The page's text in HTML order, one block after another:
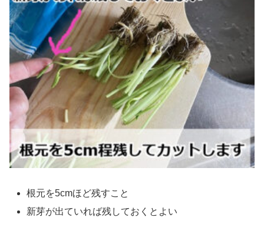
根元を5cmほど残すこと
新芽が出ていれば残しておくとよい